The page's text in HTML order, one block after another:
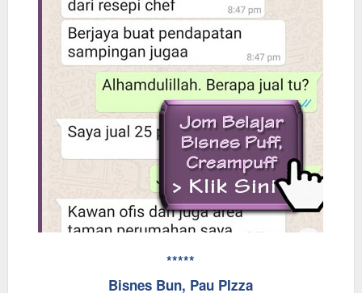
*****
Bisnes Bun, Pau PIzza